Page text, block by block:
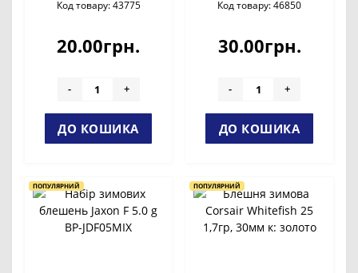
Код товару: 43775
20.00грн.
- +
ДО КОШИКА
Код товару: 46850
30.00грн.
- +
ДО КОШИКА
ПОПУЛЯРНИЙ ПОПУЛЯРНИЙ